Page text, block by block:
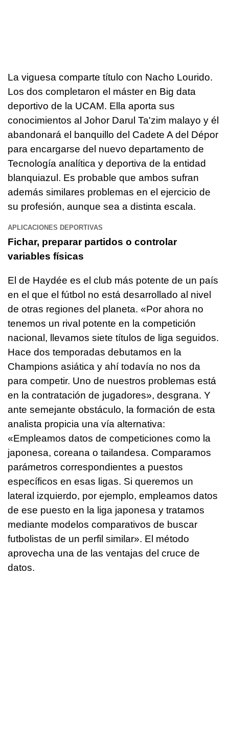
La viguesa comparte título con Nacho Lourido.
Los dos completaron el máster en Big data
deportivo de la UCAM. Ella aporta sus
conocimientos al Johor Darul Ta'zim malayo y él
abandonará el banquillo del Cadete A del Dépor
para encargarse del nuevo departamento de
Tecnología analítica y deportiva de la entidad
blanquiazul. Es probable que ambos sufran
además similares problemas en el ejercicio de
su profesión, aunque sea a distinta escala.
APLICACIONES DEPORTIVAS
Fichar, preparar partidos o controlar
variables físicas
El de Haydée es el club más potente de un país
en el que el fútbol no está desarrollado al nivel
de otras regiones del planeta. «Por ahora no
tenemos un rival potente en la competición
nacional, llevamos siete títulos de liga seguidos.
Hace dos temporadas debutamos en la
Champions asiática y ahí todavía no nos da
para competir. Uno de nuestros problemas está
en la contratación de jugadores», desgrana. Y
ante semejante obstáculo, la formación de esta
analista propicia una vía alternativa:
«Empleamos datos de competiciones como la
japonesa, coreana o tailandesa. Comparamos
parámetros correspondientes a puestos
específicos en esas ligas. Si queremos un
lateral izquierdo, por ejemplo, empleamos datos
de ese puesto en la liga japonesa y tratamos
mediante modelos comparativos de buscar
futbolistas de un perfil similar». El método
aprovecha una de las ventajas del cruce de
datos.